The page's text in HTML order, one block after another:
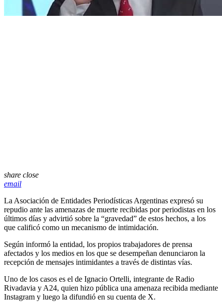
share close
email
La Asociación de Entidades Periodísticas Argentinas expresó su
repudio ante las amenazas de muerte recibidas por periodistas en los
últimos días y advirtió sobre la “gravedad” de estos hechos, a los
que calificó como un mecanismo de intimidación.
Según informó la entidad, los propios trabajadores de prensa
afectados y los medios en los que se desempeñan denunciaron la
recepción de mensajes intimidantes a través de distintas vías.
Uno de los casos es el de Ignacio Ortelli, integrante de Radio
Rivadavia y A24, quien hizo pública una amenaza recibida mediante
Instagram y luego la difundió en su cuenta de X.